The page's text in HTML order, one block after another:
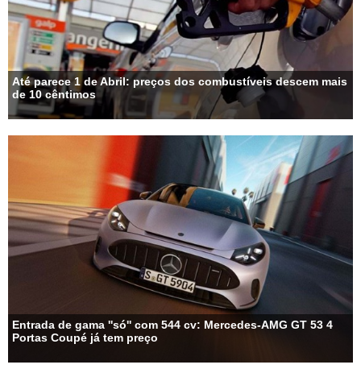
Até parece 1 de Abril: preços dos combustíveis descem mais
de 10 cêntimos
Entrada de gama ''só'' com 544 cv: Mercedes-AMG GT 53 4
Portas Coupé já tem preço